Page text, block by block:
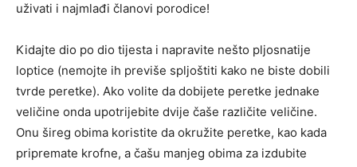
uživati i najmlađi članovi porodice!
Kidajte dio po dio tijesta i napravite nešto pljosnatije
loptice (nemojte ih previše spljoštiti kako ne biste dobili
tvrde peretke). Ako volite da dobijete peretke jednake
veličine onda upotrijebite dvije čaše različite veličine.
Onu šireg obima koristite da okružite peretke, kao kada
pripremate krofne, a čašu manjeg obima za izdubite